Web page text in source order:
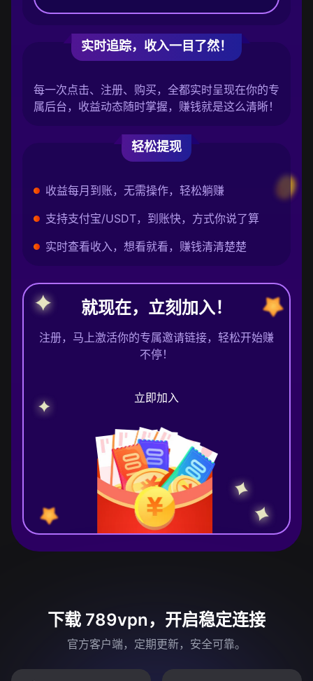
实时追踪，收入一目了然！
每一次点击、注册、购买，全都实时呈现在你的专
属后台，收益动态随时掌握，赚钱就是这么清晰！
轻松提现
收益每月到账，无需操作，轻松躺赚
支持支付宝/USDT，到账快，方式你说了算
实时查看收入，想看就看，赚钱清清楚楚
就现在，立刻加入！
注册，马上激活你的专属邀请链接，轻松开始赚
不停！
立即加入
下载 789vpn，开启稳定连接
官方客户端，定期更新，安全可靠。